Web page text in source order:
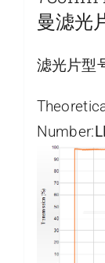
曼滤光
滤光片型
Number: